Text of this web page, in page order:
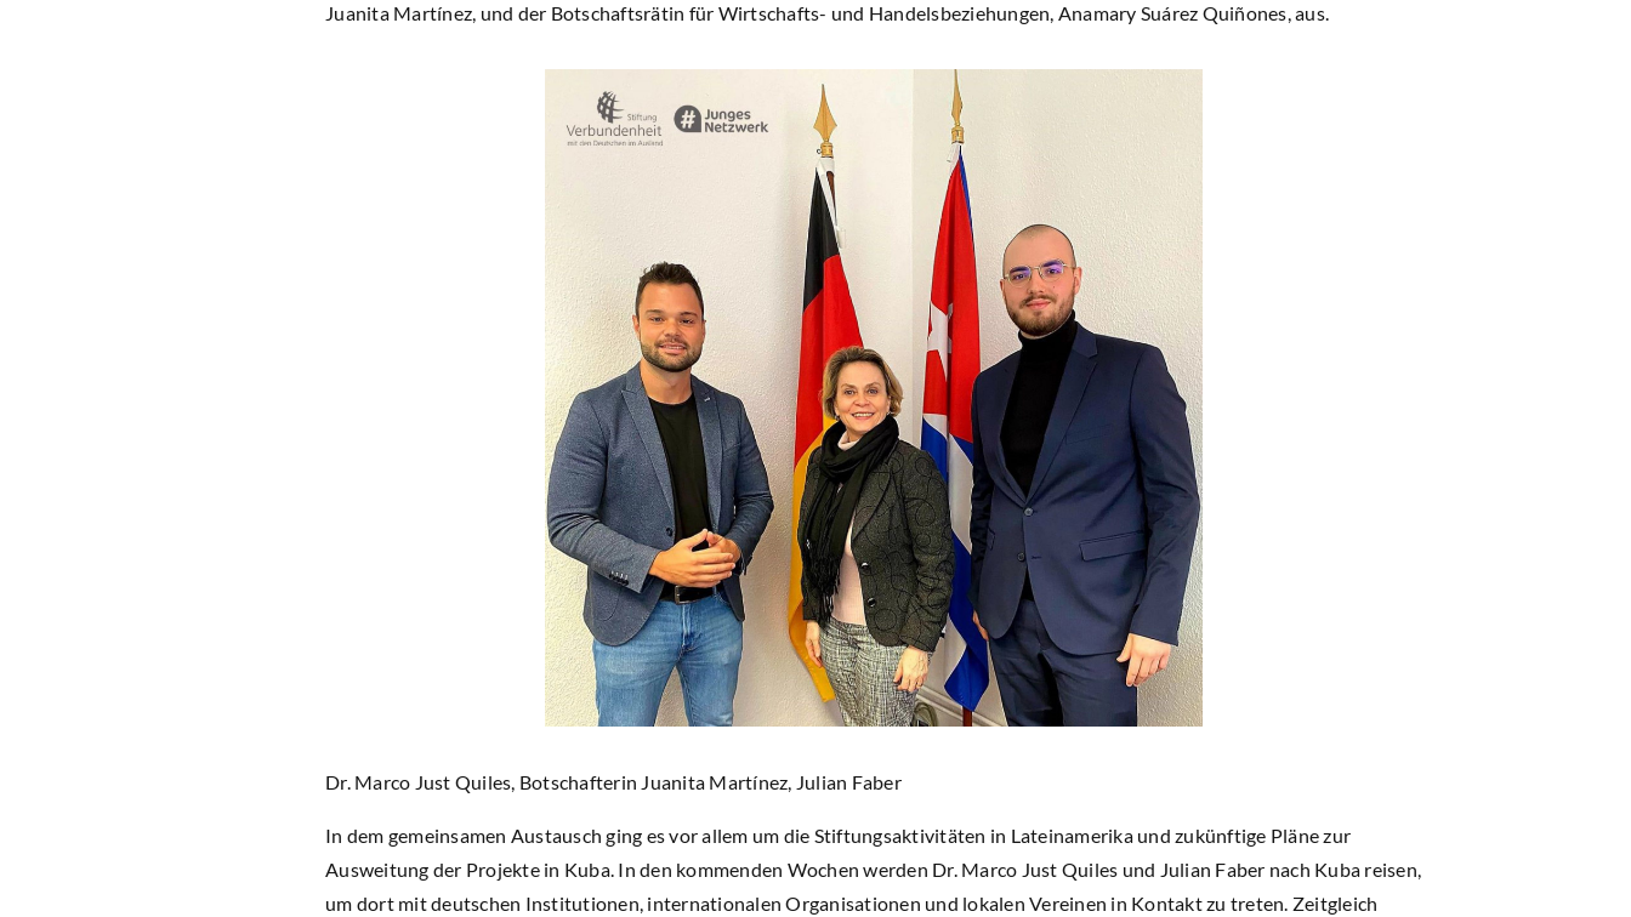
Juanita Martínez, und der Botschaftsrätin für Wirtschafts- und Handelsbeziehungen, Anamary Suárez Quiñones, aus.
Dr. Marco Just Quiles, Botschafterin Juanita Martínez, Julian Faber
In dem gemeinsamen Austausch ging es vor allem um die Stiftungsaktivitäten in Lateinamerika und zukünftige Pläne zur
Ausweitung der Projekte in Kuba. In den kommenden Wochen werden Dr. Marco Just Quiles und Julian Faber nach Kuba reisen,
um dort mit deutschen Institutionen, internationalen Organisationen und lokalen Vereinen in Kontakt zu treten. Zeitgleich